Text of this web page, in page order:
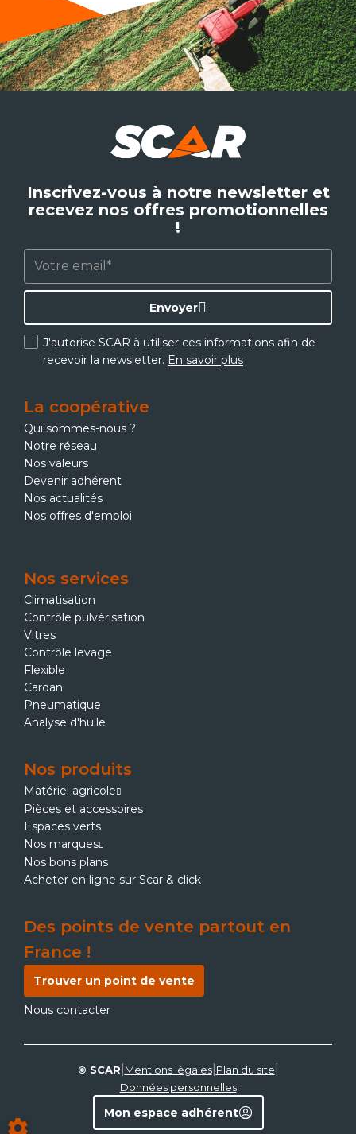
Inscrivez-vous à notre newsletter et
recevez nos offres promotionnelles
!
J'autorise SCAR à utiliser ces informations afin de
recevoir la newsletter. En savoir plus
Envoyer
La coopérative
Qui sommes-nous ?
Notre réseau
Nos valeurs
Devenir adhérent
Nos actualités
Nos offres d'emploi
Nos services
Climatisation
Contrôle pulvérisation
Vitres
Contrôle levage
Flexible
Cardan
Pneumatique
Analyse d'huile
Nos produits
Matériel agricole
Pièces et accessoires
Espaces verts
Nos marques
Nos bons plans
Acheter en ligne sur Scar & click
Des points de vente partout en
France !
Trouver un point de vente
Nous contacter
© SCAR Mentions légales| Plan du site
Données personnelles
Mon espace adhérent